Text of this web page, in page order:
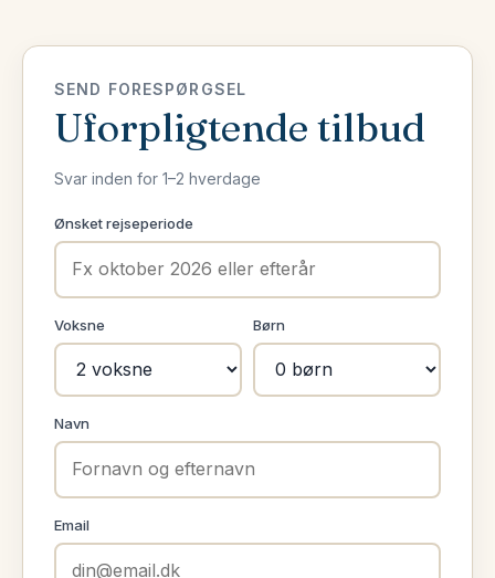
SEND FORESPØRGSEL
Uforpligtende tilbud
Svar inden for 1–2 hverdage
Ønsket rejseperiode
Voksne Børn
Navn
Email